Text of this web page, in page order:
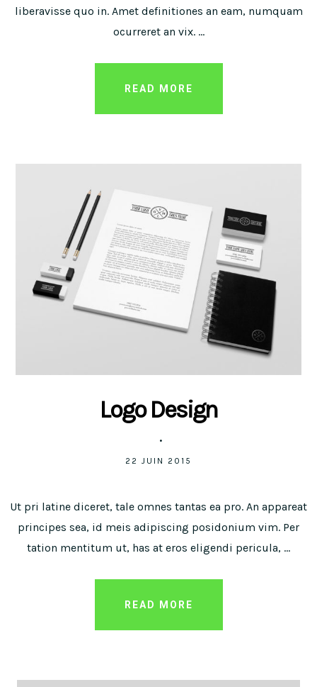
liberavisse quo in. Amet definitiones an eam, numquam
ocurreret an vix. …
READ MORE
Logo Design
22 JUIN 2015
Ut pri latine diceret, tale omnes tantas ea pro. An appareat
principes sea, id meis adipiscing posidonium vim. Per
tation mentitum ut, has at eros eligendi pericula, …
READ MORE